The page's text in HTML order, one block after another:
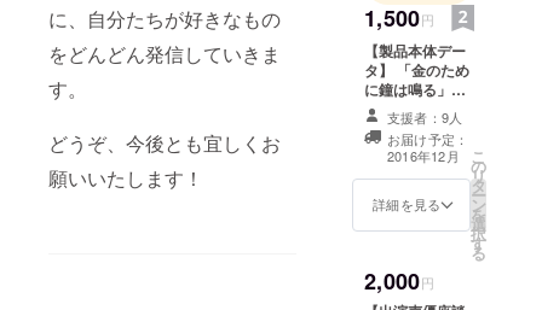
に、自分たちが好きなもの
をどんどん発信していきま
す。
どうぞ、今後とも宜しくお
願いいたします！
1,500円
【製品本体デー
タ】 「金のため
に鐘は鳴る」フ
ルボイス製品
データをお渡し
します。 最新
版であるアプリ
版をベースに、
各キャラ小説版
がないサミュエ
ルとベンについ
支援者：9人
お届け予定：
2016年12月
詳細を見る
こ
の
リ
タ
ー
ン
を
選
択
す
る
2,000円